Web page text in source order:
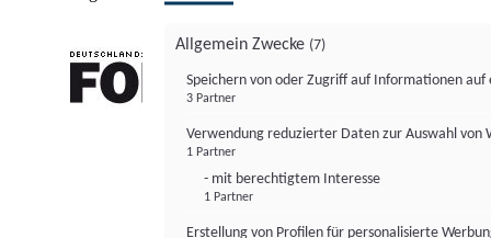
Allgemein Zwecke (7)
Speichern von oder Zugriff auf Informationen auf
3 Partner
Verwendung reduzierter Daten zur Auswahl von
1 Partner
- mit berechtigtem Interesse
1 Partner
Erstellung von Profilen für personalisierte
FONDS professionell